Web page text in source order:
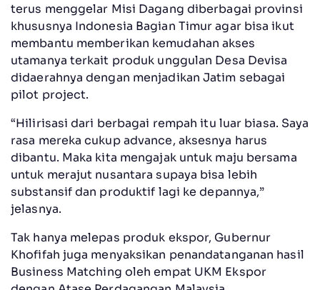
terus menggelar Misi Dagang diberbagai provinsi
khususnya Indonesia Bagian Timur agar bisa ikut
membantu memberikan kemudahan akses
utamanya terkait produk unggulan Desa Devisa
didaerahnya dengan menjadikan Jatim sebagai
pilot project.
“Hilirisasi dari berbagai rempah itu luar biasa. Saya
rasa mereka cukup advance, aksesnya harus
dibantu. Maka kita mengajak untuk maju bersama
untuk merajut nusantara supaya bisa lebih
substansif dan produktif lagi ke depannya,”
jelasnya.
Tak hanya melepas produk ekspor, Gubernur
Khofifah juga menyaksikan penandatanganan hasil
Business Matching oleh empat UKM Ekspor